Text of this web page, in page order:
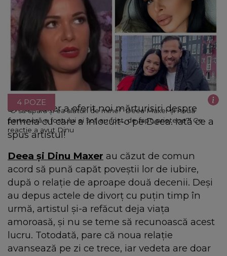
“O să apară și ea alături de mine!” Deea Maxer și noua
parteneră a fostului ei soț au fost, de fapt, prietene?! Ce
reacție a avut Dinu
4 POZE
Dinu Maxer a oferit noi mărturisiri despre
femeia cu care a înlocuit-o pe Deea. Iată ce a
spus artistul!
Deea și Dinu Maxer au căzut de comun
acord să pună capăt poveștii lor de iubire,
după o relație de aproape două decenii. Deși
au depus actele de divorț cu puțin timp în
urmă, artistul și-a refăcut deja viața
amoroasă, și nu se teme să recunoască acest
lucru. Totodată, pare că noua relație
avansează pe zi ce trece, iar vedeta are doar